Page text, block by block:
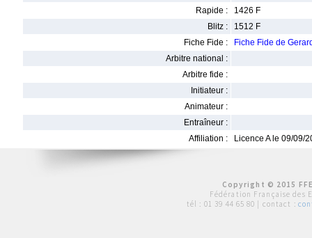
Rapide :
1426 F
Blitz :
1512 F
Fiche Fide :
Fiche Fide de
Arbitre national :
Arbitre fide :
Initiateur :
Animateur :
Entraîneur :
Affiliation :
Licence A le 09/09/
Copyright © 2015
Fédération Française des
tél : 01 39 44 65 80 | contact :